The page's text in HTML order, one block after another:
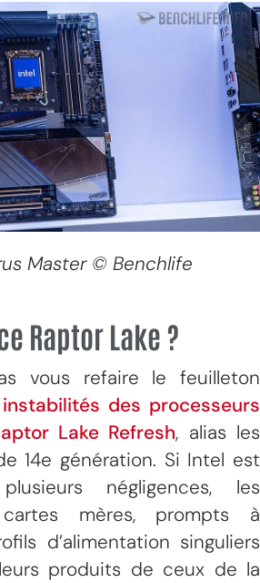
Master © Benchlife
Raptor Lake ?
vous refaire le feuilleton
des processeurs
Lake Refresh, alias les
14e génération. Si Intel est
négligences, les
mères, prompts à
d’alimentation singuliers
produits de ceux de la